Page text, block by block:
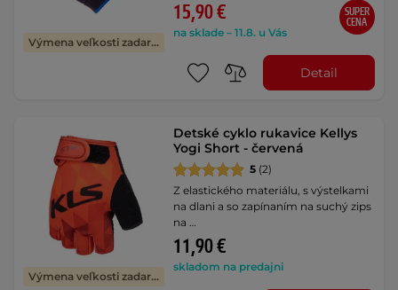
Výmena veľkosti zadarmo
15,90 €
na sklade – 11.8. u Vás
SUPER
CENA
Detail
Výmena veľkosti zadarmo
Detské cyklo rukavice Kellys
Yogi Short - červená
5 (2)
Z elastického materiálu, s výstelkami
na dlani a so zapínaním na suchý zips
na …
11,90 €
skladom na predajni